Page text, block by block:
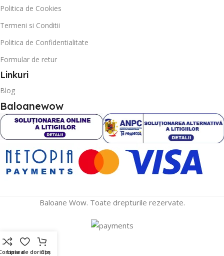
Politica de Cookies
Termeni si Conditii
Politica de Confidentialitate
Formular de retur
Linkuri
Blog
Baloanewow
Baloane Wow. Toate drepturile rezervate.
Lista de dorințe
Coș